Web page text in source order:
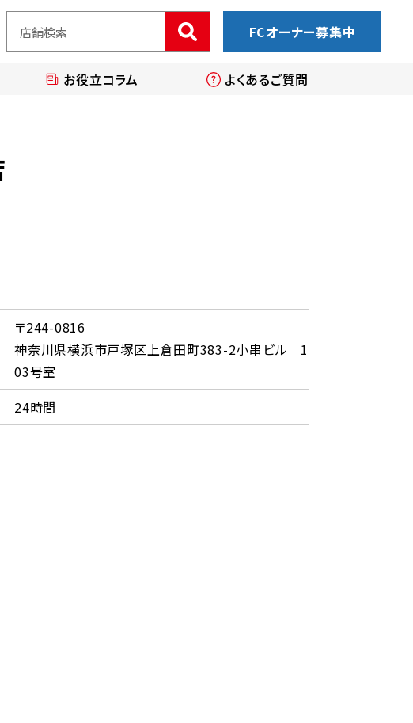
FCオーナー募集中
お役立コラム よくあるご質問
〒244-0816
神奈川県横浜市戸塚区上倉田町383-2小串ビル 1
03号室
24時間